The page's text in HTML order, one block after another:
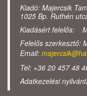
Kiadó: Majercsik
1025 Bp. Ruthén
Kiadásért felelős:
Felelős szerkesztő:
Email:
Tel: +36 20 457 48
Adatkezelési